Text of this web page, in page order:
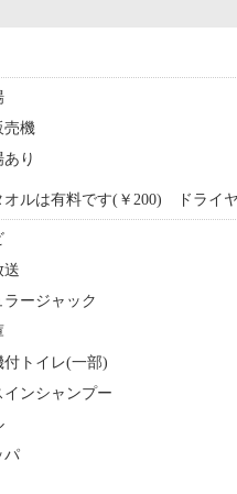
売機
り
オルは有料です(￥200) ドライ
送
ラージャック
付トイレ(一部)
インシャンプー
パ